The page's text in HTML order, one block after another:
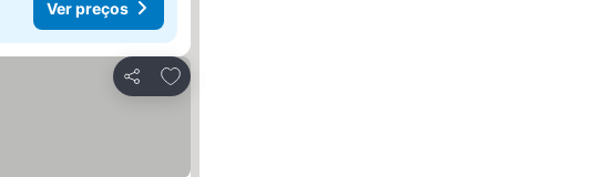
Ver preços
Partilhar
Adicionar aos favoritos